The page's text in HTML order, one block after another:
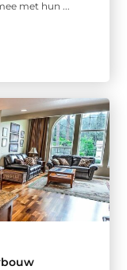
met hun ...